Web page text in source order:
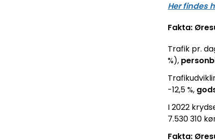
Her findes
Fakta:
Trafik pr.
%),
-12,5 %,
I 2022
7.530 310
Fakta: